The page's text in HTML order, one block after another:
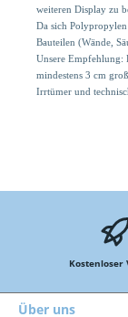
weiteren Display zu
Da sich Polypropylen
Bauteilen (Wände,
Unsere Empfehlung:
mindestens 3 cm groß
Irrtümer und
Kostenloser
Über uns